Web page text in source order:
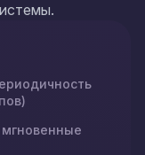
мгновенные